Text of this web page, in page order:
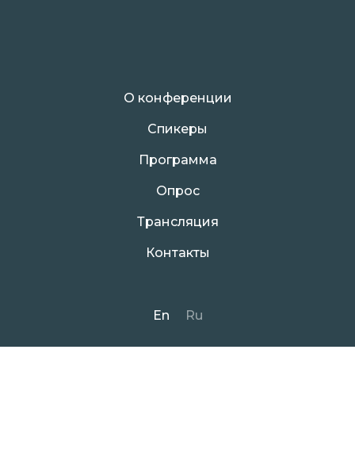
О конференции
Спикеры
Программа
Опрос
Трансляция
Контакты
En Ru